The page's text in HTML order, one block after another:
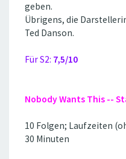
geben.
Übrigens, die
Ted Danson.
Für S2: 7,5/10
Nobody Wants This --
10 Folgen; Laufzeiten
30 Minuten